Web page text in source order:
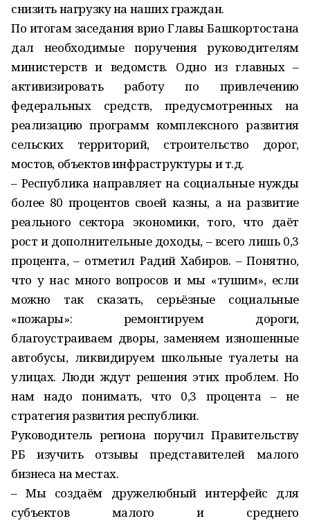
снизить нагрузку на наших граждан.
По итогам заседания врио Главы Башкортостана
дал необходимые поручения руководителям
министерств и ведомств. Одно из главных –
активизировать работу по привлечению
федеральных средств, предусмотренных на
реализацию программ комплексного развития
сельских территорий, строительство дорог,
мостов, объектов инфраструктуры и т.д.
– Республика направляет на социальные нужды
более 80 процентов своей казны, а на развитие
реального сектора экономики, того, что даёт
рост и дополнительные доходы, – всего лишь 0,3
процента, – отметил Радий Хабиров. – Понятно,
что у нас много вопросов и мы «тушим», если
можно так сказать, серьёзные социальные
«пожары»: ремонтируем дороги,
благоустраиваем дворы, заменяем изношенные
автобусы, ликвидируем школьные туалеты на
улицах. Люди ждут решения этих проблем. Но
нам надо понимать, что 0,3 процента – не
стратегия развития республики.
Руководитель региона поручил Правительству
РБ изучить отзывы представителей малого
бизнеса на местах.
– Мы создаём дружелюбный интерфейс для
субъектов малого и среднего